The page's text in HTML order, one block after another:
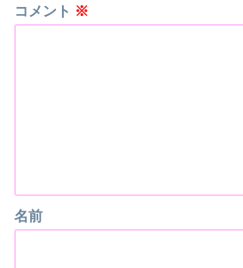
コメント ※
名前